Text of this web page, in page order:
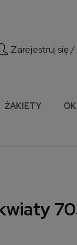
Zarejestruj się /
ŻAKIETY